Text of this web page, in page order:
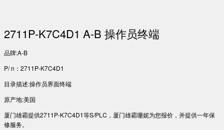
2711P-K7C4D1 A-B 操作员终端
品牌:A-B
P/ n：2711P-K7C4D1
目录描述:操作员界面终端
原产地:美国
厦门雄霸提供2711P-K7C4D1等S/PLC，厦门雄霸珊妮为您报价，并提供一年保
修服务。